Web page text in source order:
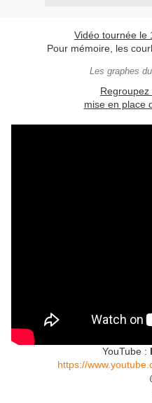
Vidéo tournée le
Pour mémoire, les
Les graphes
Regroupez
mise en place
YouTube :
https://